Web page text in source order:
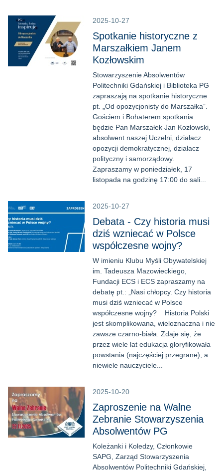
2025-10-27
Spotkanie historyczne z
Marszałkiem Janem
Kozłowskim
Stowarzyszenie Absolwentów
Politechniki Gdańskiej i Biblioteka PG
zapraszają na spotkanie historyczne
pt. „Od opozycjonisty do Marszałka”.
Gościem i Bohaterem spotkania
będzie Pan Marszałek Jan Kozłowski,
absolwent naszej Uczelni, działacz
opozycji demokratycznej, działacz
polityczny i samorządowy.
Zapraszamy w poniedziałek, 17
listopada na godzinę 17:00 do sali...
2025-10-27
Debata - Czy historia musi
dziś wzniecać w Polsce
współczesne wojny?
W imieniu Klubu Myśli Obywatelskiej
im. Tadeusza Mazowieckiego,
Fundacji ECS i ECS zapraszamy na
debatę pt.: „Nasi chłopcy. Czy historia
musi dziś wzniecać w Polsce
współczesne wojny? Historia Polski
jest skomplikowana, wieloznaczna i nie
zawsze czarno-biała. Zdaje się, że
przez wiele lat edukacja gloryfikowała
powstania (najczęściej przegrane), a
niewiele nauczyciele...
2025-10-20
Zaproszenie na Walne
Zebranie Stowarzyszenia
Absolwentów PG
Koleżanki i Koledzy, Członkowie
SAPG, Zarząd Stowarzyszenia
Absolwentów Politechniki Gdańskiej,